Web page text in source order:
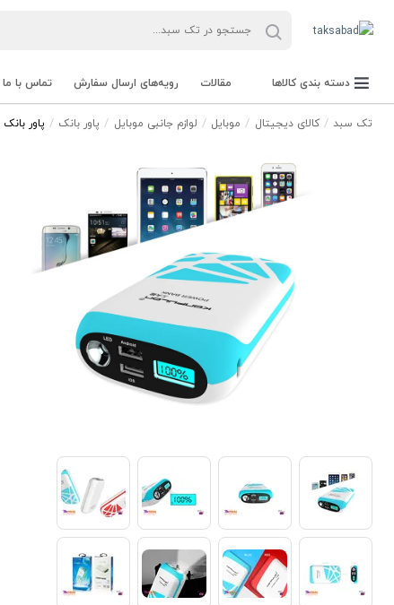
دسته بندی کالاها مقالات رویه‌های ارسال سفارش تماس با ما
تک سبد کالای دیجیتال موبایل لوازم جانبی موبایل پاور بانک پاور بانک 20000 کانفلون